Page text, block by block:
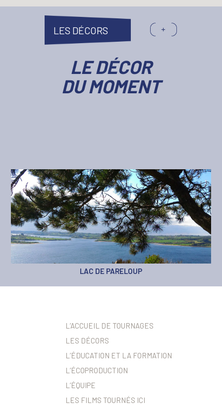
LES DÉCORS
LE DÉCOR
DU MOMENT
LAC DE PARELOUP
VIGNOBLE DE MARCILLAC-VALLON
L’ACCUEIL DE TOURNAGES
LES DÉCORS
L’ÉDUCATION ET LA FORMATION
L’ÉCOPRODUCTION
L’ÉQUIPE
LES FILMS TOURNÉS ICI